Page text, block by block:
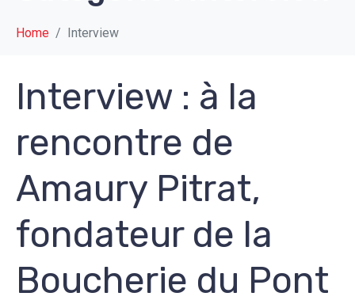
Home Interview
Interview : à la
rencontre de
Amaury Pitrat,
fondateur de la
Boucherie du Pont